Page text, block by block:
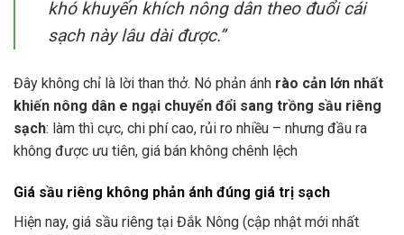
khó khuyến khích nông dân theo đuổi cái
sạch này lâu dài được.”
Đây không chỉ là lời than thở. Nó phản ánh rào cản lớn nhất
khiến nông dân e ngại chuyển đổi sang trồng sầu riêng
sạch: làm thì cực, chi phí cao, rủi ro nhiều – nhưng đầu ra
không được ưu tiên, giá bán không chênh lệch
Giá sầu riêng không phản ánh đúng giá trị sạch
Hiện nay, giá sầu riêng tại Đắk Nông (cập nhật mới nhất